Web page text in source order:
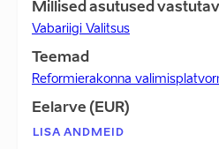
Millised asutused
Vabariigi Valitsus
Teemad
Reformierakonna
Eelarve (EUR)
LISA ANDMEID